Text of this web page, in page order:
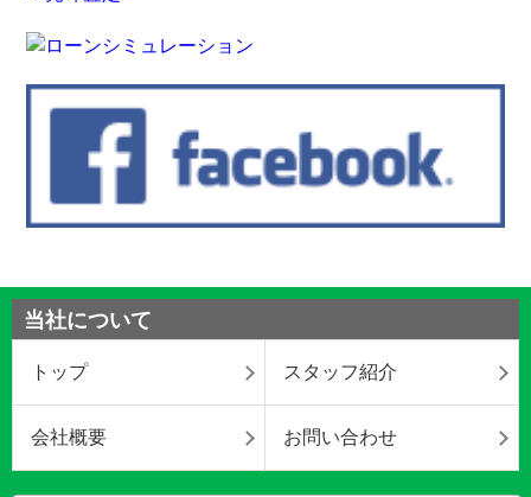
当社について
トップ スタッフ紹介
会社概要 お問い合わせ